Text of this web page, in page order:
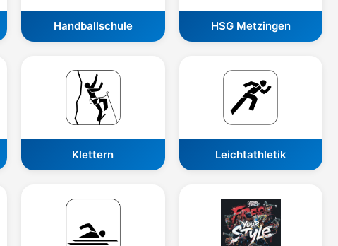
Handballschule HSG Metzingen
Klettern Leichtathletik